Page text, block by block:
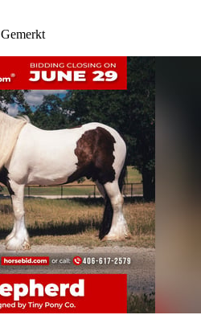
Gemerkt